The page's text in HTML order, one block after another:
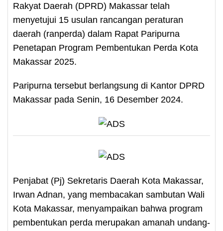
Rakyat Daerah (DPRD) Makassar telah
menyetujui 15 usulan rancangan peraturan
daerah (ranperda) dalam Rapat Paripurna
Penetapan Program Pembentukan Perda Kota
Makassar 2025.
Paripurna tersebut berlangsung di Kantor DPRD
Makassar pada Senin, 16 Desember 2024.
Penjabat (Pj) Sekretaris Daerah Kota Makassar,
Irwan Adnan, yang membacakan sambutan Wali
Kota Makassar, menyampaikan bahwa program
pembentukan perda merupakan amanah undang-